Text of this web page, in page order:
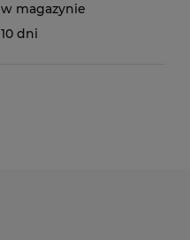
w magazynie
10 dni